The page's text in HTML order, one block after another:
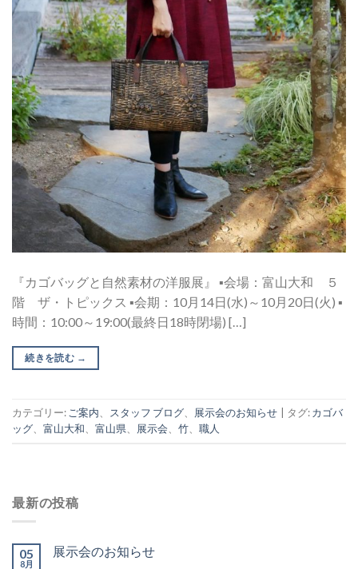
『カゴバッグと自然素材の洋服展』 ▪︎会場：富山大和 ５
階 ザ・トピックス ▪︎会期：10月14日(水)～10月20日(火) ▪︎
時間：10:00～19:00(最終日18時閉場) […]
続きを読む →
カテゴリー: ご案内 スタッフ ブログ 展示会のお知らせ タグ:カゴバ
ッグ
富山大和 富山県 展示会 竹 職人
最新の投稿
05
8月
展示会のお知らせ